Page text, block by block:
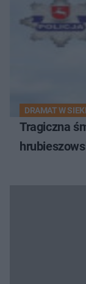
DRAMAT W
Tragiczna